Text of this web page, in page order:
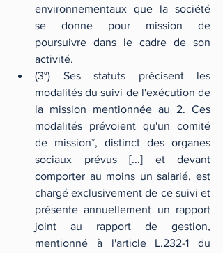
environnementaux que la société
se donne pour mission de
poursuivre dans le cadre de son
activité.
(3°) Ses statuts précisent les
modalités du suivi de l'exécution de
la mission mentionnée au 2. Ces
modalités prévoient qu'un comité
de mission*, distinct des organes
sociaux prévus [...] et devant
comporter au moins un salarié, est
chargé exclusivement de ce suivi et
présente annuellement un rapport
joint au rapport de gestion,
mentionné à l'article L.232-1 du